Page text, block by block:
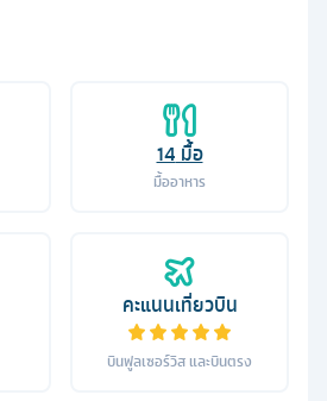
14 มื้อ
มื้ออาหาร
คะแนนเที่ยวบิน
บินฟูลเซอร์วิส และบินตรง